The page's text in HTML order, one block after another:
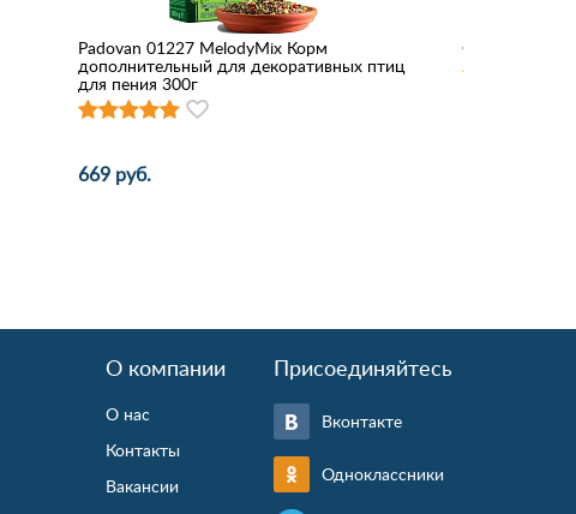
Padovan 01227 MelodyMix Корм
дополнительный для декоративных птиц
для пения 300г
669 руб.
Сухой корм
О компании
О нас
Контакты
Вакансии
Присоединяйтесь
Вконтакте
Одноклассники